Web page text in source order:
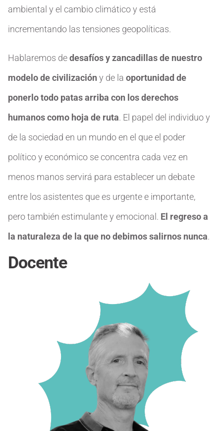
ambiental y el cambio climático y está
incrementando las tensiones geopolíticas.
Hablaremos dedesafíos y zancadillas de nuestro
modelo de civilizacióny de la oportunidad de
ponerlo todo patas arriba con los derechos
humanos como hoja de ruta. El papel del individuo y
de la sociedad en un mundo en el que el poder
político y económico se concentra cada vez en
menos manos servirá para establecer un debate
entre los asistentes que es urgente e importante,
pero también estimulante y emocional. El regreso a
la naturaleza de la que no debimos salirnos nunca.
Docente